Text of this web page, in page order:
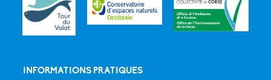
INFORMATIONS PRATIQUES